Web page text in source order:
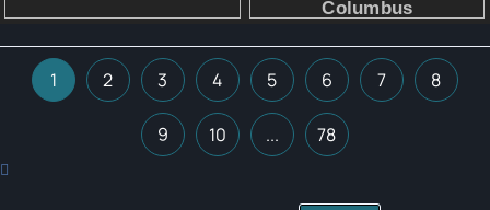
1 2 3 4 5 6 7 8
9 10 ... 78